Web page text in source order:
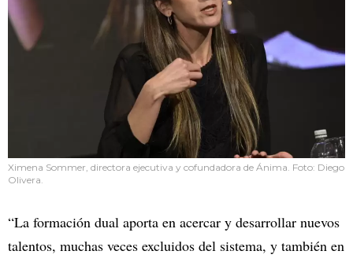
Ximena Sommer, directora ejecutiva y cofundadora de Ánima. Foto: Diego
Olivera.
“La formación dual aporta en acercar y desarrollar nuevos
talentos, muchas veces excluidos del sistema, y también en